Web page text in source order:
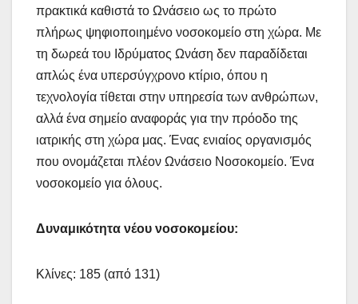
πρακτικά καθιστά το Ωνάσειο ως το πρώτο
πλήρως ψηφιοποιημένο νοσοκομείο στη χώρα. Με
τη δωρεά του Ιδρύματος Ωνάση δεν παραδίδεται
απλώς ένα υπερσύγχρονο κτίριο, όπου η
τεχνολογία τίθεται στην υπηρεσία των ανθρώπων,
αλλά ένα σημείο αναφοράς για την πρόοδο της
ιατρικής στη χώρα μας. Ένας ενιαίος οργανισμός
που ονομάζεται πλέον Ωνάσειο Νοσοκομείο. Ένα
νοσοκομείο για όλους.
Δυναμικότητα νέου νοσοκομείου:
Κλίνες: 185 (από 131)